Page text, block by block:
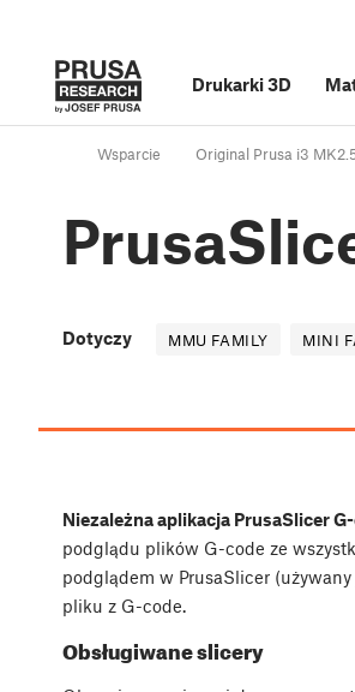
Drukarki 3D
Wsparcie Original Prusa i3
Dotyczy MMU FAMILY MINI
Niezależna aplikacja PrusaSlicer
podglądu plików G-code ze
podglądem w PrusaSlicer
pliku z G-code.
Obsługiwane slicery